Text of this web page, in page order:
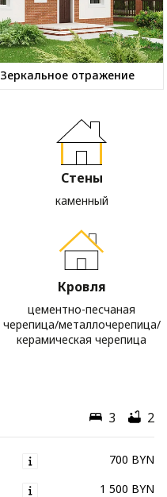
Зеркальное отражение
Стены
каменный
Кровля
цементно-песчаная
черепица/металлочерепица/
керамическая черепица
3 2
700 BYN
1 500 BYN